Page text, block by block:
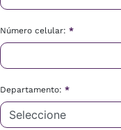
Número celular: *
Departamento: *